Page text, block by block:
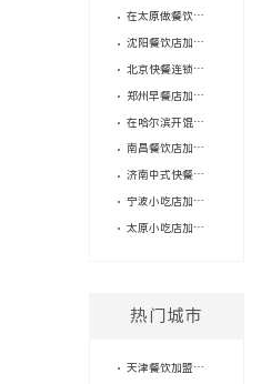
在太原做餐饮店加盟，口味统一这道坎怎么过？
沈阳餐饮店加盟，怎么判断品牌的供应链是不是“坑”？
北京快餐连锁品牌有哪些？加盟门槛高吗？
郑州早餐店加盟费用高？小店模式才是突破口！
在哈尔滨开馄饨店赚钱吗？老品牌的轻量模式给你答案
南昌餐饮店加盟品牌里，为什么馄饨这个小店模型反而最稳
济南中式快餐加盟品牌，小本创业选哪个更稳？
宁波小吃店加盟有推荐的品牌吗？费用大概要多少？
太原小吃店加盟费用解析：低投入高赋能，抢占流量新机遇
热门城市
天津餐饮加盟店，2个人就能经营？